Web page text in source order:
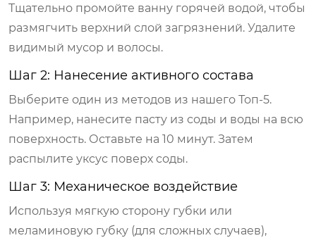
Тщательно промойте ванну горячей водой, чтобы
размягчить верхний слой загрязнений. Удалите
видимый мусор и волосы.
Шаг 2: Нанесение активного состава
Выберите один из методов из нашего Топ-5.
Например, нанесите пасту из соды и воды на всю
поверхность. Оставьте на 10 минут. Затем
распылите уксус поверх соды.
Шаг 3: Механическое воздействие
Используя мягкую сторону губки или
меламиновую губку (для сложных случаев),